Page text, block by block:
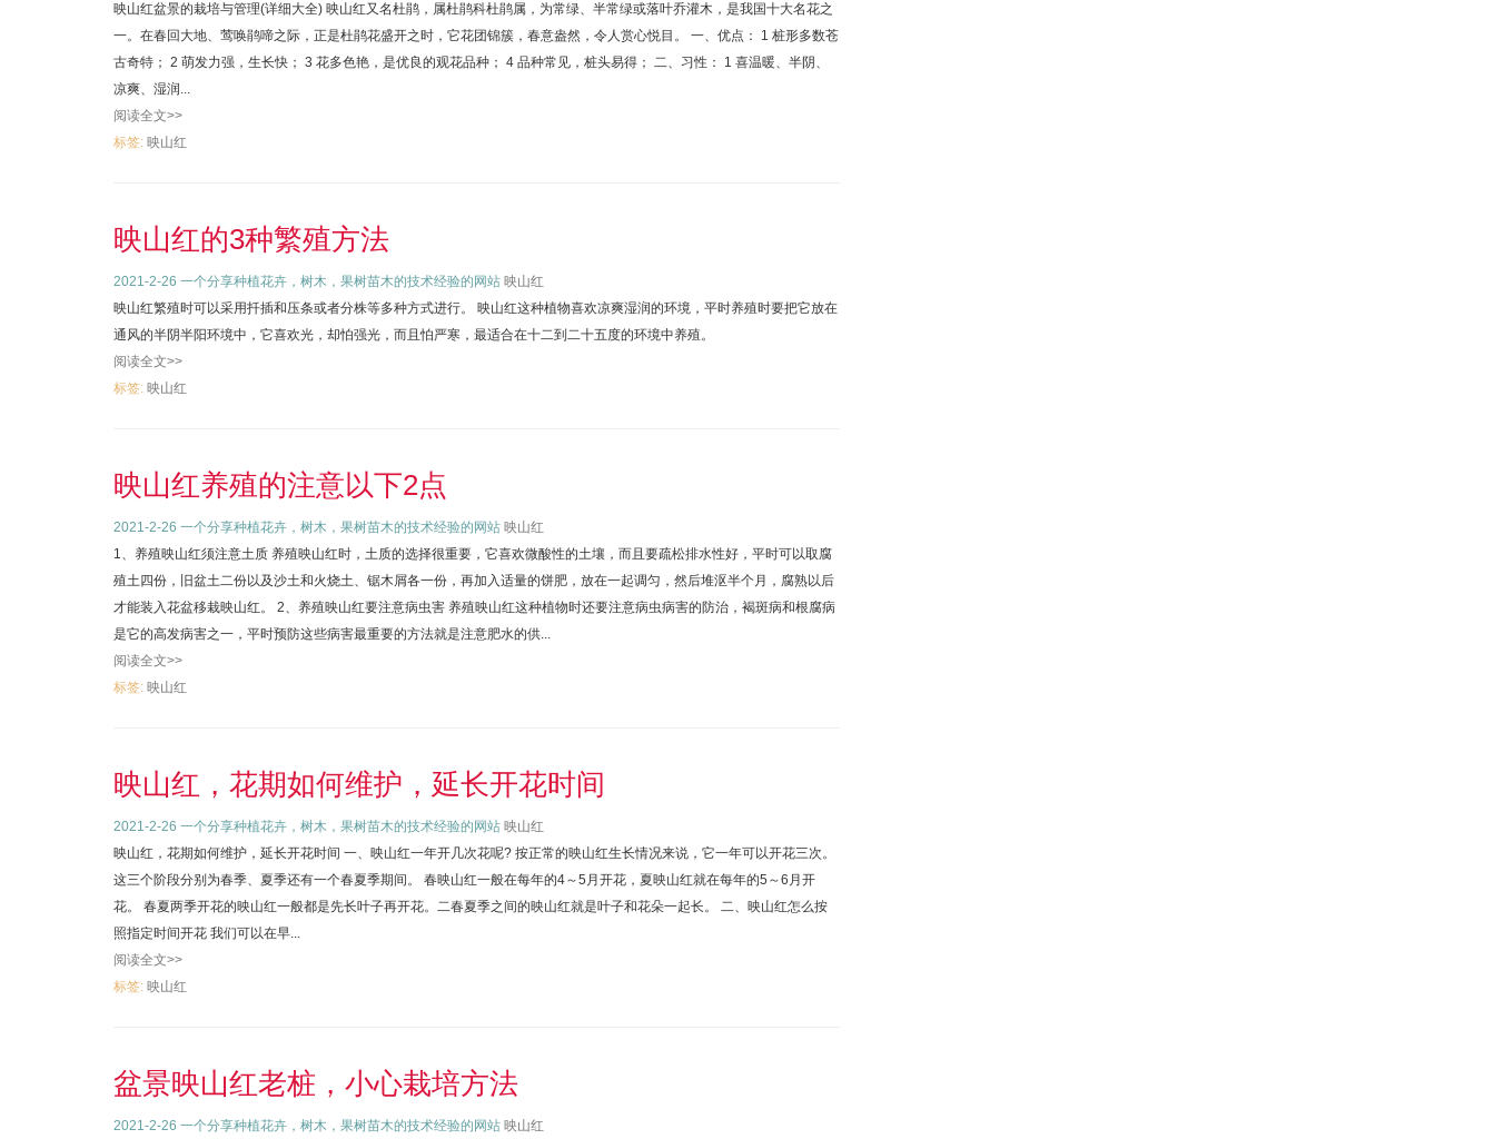
映山红盆景的栽培与管理(详细大全) 映山红又名杜鹃，属杜鹃科杜鹃属，为常绿、半常绿或落叶乔灌木，是我国十大名花之
一。在春回大地、莺唤鹃啼之际，正是杜鹃花盛开之时，它花团锦簇，春意盎然，令人赏心悦目。 一、优点： 1 桩形多数苍
古奇特； 2 萌发力强，生长快； 3 花多色艳，是优良的观花品种； 4 品种常见，桩头易得； 二、习性： 1 喜温暖、半阴、
凉爽、湿润...
阅读全文>>
标签: 映山红
映山红的3种繁殖方法
2021-2-26 一个分享种植花卉，树木，果树苗木的技术经验的网站 映山红
映山红繁殖时可以采用扦插和压条或者分株等多种方式进行。 映山红这种植物喜欢凉爽湿润的环境，平时养殖时要把它放在
通风的半阴半阳环境中，它喜欢光，却怕强光，而且怕严寒，最适合在十二到二十五度的环境中养殖。
阅读全文>>
标签: 映山红
映山红养殖的注意以下2点
2021-2-26 一个分享种植花卉，树木，果树苗木的技术经验的网站 映山红
1、养殖映山红须注意土质 养殖映山红时，土质的选择很重要，它喜欢微酸性的土壤，而且要疏松排水性好，平时可以取腐
殖土四份，旧盆土二份以及沙土和火烧土、锯木屑各一份，再加入适量的饼肥，放在一起调匀，然后堆沤半个月，腐熟以后
才能装入花盆移栽映山红。 2、养殖映山红要注意病虫害 养殖映山红这种植物时还要注意病虫病害的防治，褐斑病和根腐病
是它的高发病害之一，平时预防这些病害最重要的方法就是注意肥水的供...
阅读全文>>
标签: 映山红
映山红，花期如何维护，延长开花时间
2021-2-26 一个分享种植花卉，树木，果树苗木的技术经验的网站 映山红
映山红，花期如何维护，延长开花时间 一、映山红一年开几次花呢? 按正常的映山红生长情况来说，它一年可以开花三次。
这三个阶段分别为春季、夏季还有一个春夏季期间。 春映山红一般在每年的4～5月开花，夏映山红就在每年的5～6月开
花。 春夏两季开花的映山红一般都是先长叶子再开花。二春夏季之间的映山红就是叶子和花朵一起长。 二、映山红怎么按
照指定时间开花 我们可以在早...
阅读全文>>
标签: 映山红
盆景映山红老桩，小心栽培方法
2021-2-26 一个分享种植花卉，树木，果树苗木的技术经验的网站 映山红